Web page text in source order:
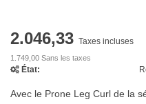
2.046,33 Taxes incluses
1.749,00 Sans les taxes
État:
Avec le Prone Leg Curl de la